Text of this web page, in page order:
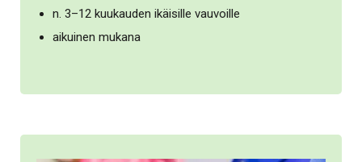
n. 3–12 kuukauden ikäisille vauvoille
aikuinen mukana